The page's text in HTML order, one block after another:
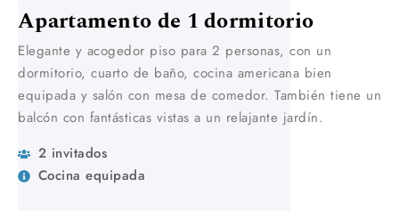
Apartamento de 1 dormitorio
Elegante y acogedor piso para 2 personas, con un
dormitorio, cuarto de baño, cocina americana bien
equipada y salón con mesa de comedor. También tiene un
balcón con fantásticas vistas a un relajante jardín.
2 invitados
Cocina equipada